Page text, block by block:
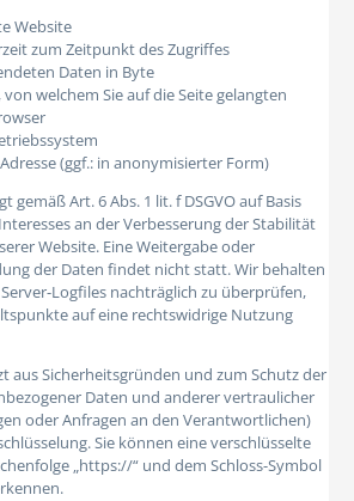
Website
zum Zeitpunkt des Zugriffes
Daten in Byte
welchem Sie auf die Seite gelangten
(ggf.: in anonymisierter Form)
gemäß Art. 6 Abs. 1 lit. f DSGVO auf Basis
an der Verbesserung der Stabilität
Website. Eine Weitergabe oder
der Daten findet nicht statt. Wir behalten
Logfiles nachträglich zu überprüfen,
auf eine rechtswidrige Nutzung
aus Sicherheitsgründen und zum Schutz der
Daten und anderer vertraulicher
oder Anfragen an den Verantwortlichen)
Sie können eine verschlüsselte
„https://“ und dem Schloss-Symbol